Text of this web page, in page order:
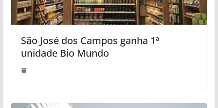
São José dos Campos ganha 1ª
unidade Bio Mundo